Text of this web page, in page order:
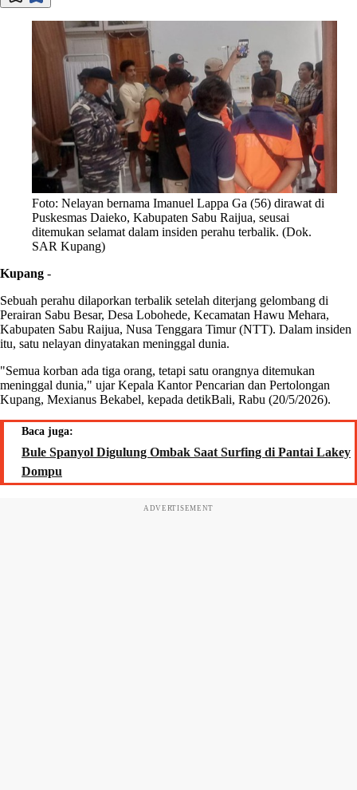
Foto: Nelayan bernama Imanuel Lappa Ga (56) dirawat di
Puskesmas Daieko, Kabupaten Sabu Raijua, seusai
ditemukan selamat dalam insiden perahu terbalik. (Dok.
SAR Kupang)
Kupang -
Sebuah perahu dilaporkan terbalik setelah diterjang gelombang di
Perairan Sabu Besar, Desa Lobohede, Kecamatan Hawu Mehara,
Kabupaten Sabu Raijua, Nusa Tenggara Timur (NTT). Dalam insiden
itu, satu nelayan dinyatakan meninggal dunia.
"Semua korban ada tiga orang, tetapi satu orangnya ditemukan
meninggal dunia," ujar Kepala Kantor Pencarian dan Pertolongan
Kupang, Mexianus Bekabel, kepada detikBali, Rabu (20/5/2026).
Baca juga:
Bule Spanyol Digulung Ombak Saat Surfing di Pantai Lakey
Dompu
ADVERTISEMENT